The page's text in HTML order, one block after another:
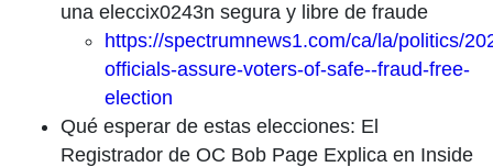
una eleccix0243n segura y libre de fraude
https://spectrumnews1.com/ca/la/politics/
officials-assure-voters-of-safe--fraud-free-
election
Qué esperar de estas elecciones: El
Registrador de OC Bob Page Explica en Inside